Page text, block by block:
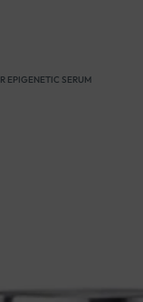
EPIGENETIC SERUM